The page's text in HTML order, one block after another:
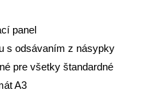
panel
s odsávaním z násypky
pre všetky štandardné
A3